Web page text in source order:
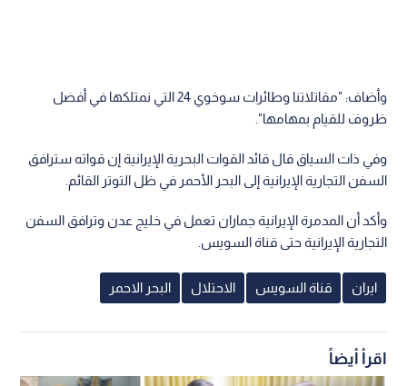
وأضاف: "مقاتلاتنا وطائرات سوخوي 24 التي نمتلكها في أفضل
ظروف للقيام بمهامها".
وفي ذات السياق قال قائد القوات البحرية الإيرانية إن قواته سترافق
السفن التجارية الإيرانية إلى البحر الأحمر في ظل التوتر القائم.
وأكد أن المدمرة الإيرانية جماران تعمل في خليج عدن وترافق السفن
التجارية الإيرانية حتى قناة السويس.
ايران قناة السويس الاحتلال البحر الاحمر
اقرأ أيضاً